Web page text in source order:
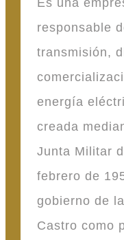
Es una
responsable
transmisión,
energía
creada
Junta Militar
febrero de
gobierno de
Castro como